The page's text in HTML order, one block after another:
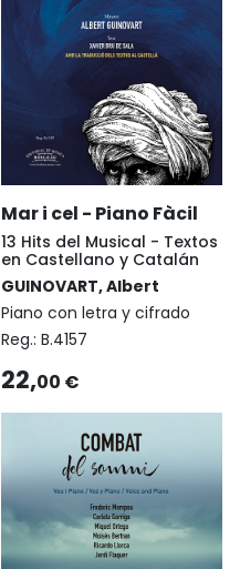
Mar i cel - Piano Fàcil
13 Hits del Musical - Textos
en Castellano y Catalán
GUINOVART, Albert
Piano con letra y cifrado
Reg.: B.4157
22,00 €